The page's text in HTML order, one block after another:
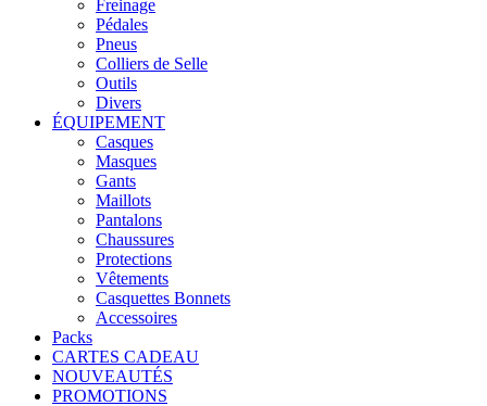
Freinage
Pédales
Pneus
Colliers de Selle
Outils
Divers
ÉQUIPEMENT
Casques
Masques
Gants
Maillots
Pantalons
Chaussures
Protections
Vêtements
Casquettes Bonnets
Accessoires
Packs
CARTES CADEAU
NOUVEAUTÉS
PROMOTIONS